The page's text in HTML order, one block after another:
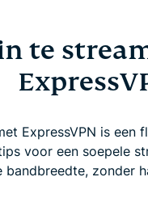
te
ExpressVPN is een
voor een soepele
bandbreedte, zonder